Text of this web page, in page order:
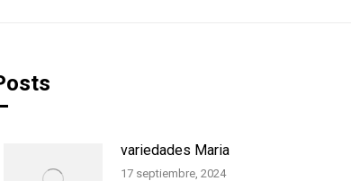
variedades Maria
17 septiembre, 2024